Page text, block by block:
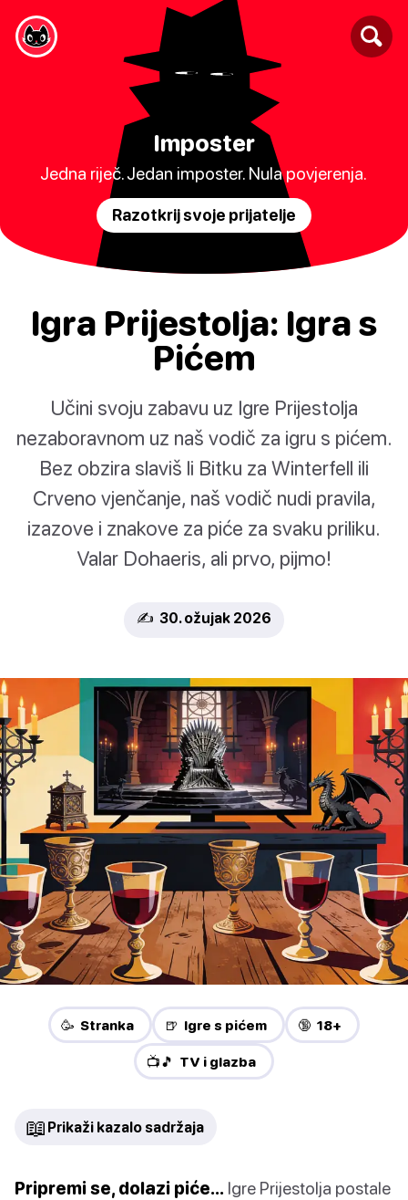
Imposter
Jedna riječ. Jedan imposter. Nula povjerenja.
Razotkrij svoje prijatelje
Igra Prijestolja: Igra s
Pićem
Učini svoju zabavu uz Igre Prijestolja
nezaboravnom uz naš vodič za igru s pićem.
Bez obzira slaviš li Bitku za Winterfell ili
Crveno vjenčanje, naš vodič nudi pravila,
izazove i znakove za piće za svaku priliku.
Valar Dohaeris, ali prvo, pijmo!
✍️ 30. ožujak 2026
🥳 Stranka 🍺 Igre s pićem 🔞 18+
📺🎵 TV i glazba
📖 Prikaži kazalo sadržaja
Pripremi se, dolazi piće… Igre Prijestolja postale